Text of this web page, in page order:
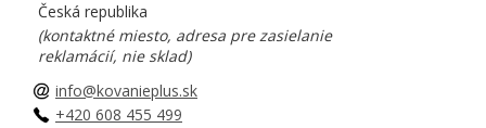
Česká republika
(kontaktné miesto, adresa pre zasielanie
reklamácií, nie sklad)
info@kovanieplus.sk
+420 608 455 499